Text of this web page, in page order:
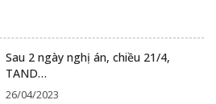
Sau 2 ngày nghị án, chiều 21/4,
TAND…
26/04/2023